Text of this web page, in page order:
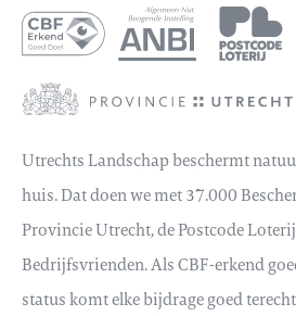
Utrechts Landschap beschermt
huis. Dat doen we met 37.000
Provincie Utrecht, de Postcode
Bedrijfsvrienden. Als CBF-erkend
status komt elke bijdrage goed